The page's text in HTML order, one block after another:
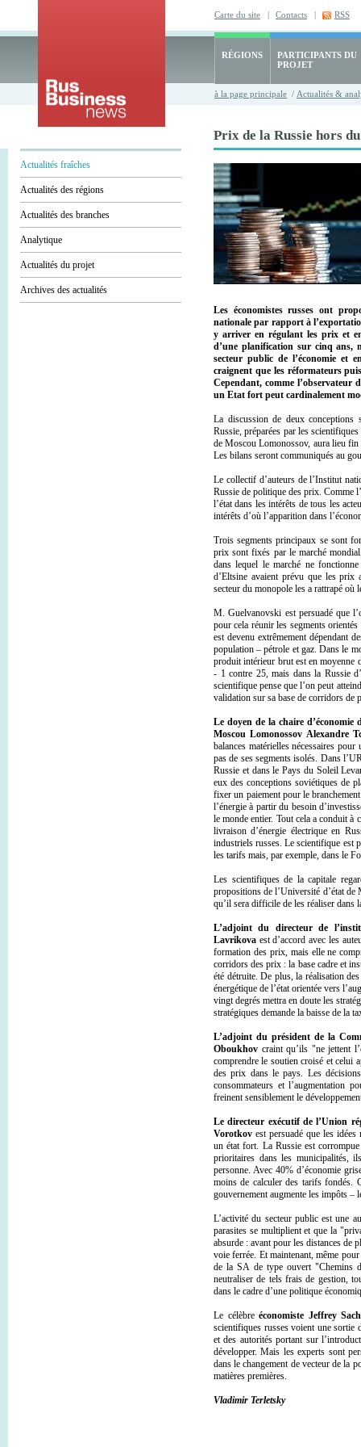
Carte du site | Contacts | RSS
RÉGIONS
PARTICIPANTS DU
PROJET
à la page principale / Actualités &
Actualités fraîches
Actualités des régions
Actualités des branches
Analytique
Actualités du projet
Archives des actualités
Prix de la Russie hors
Les économistes russes ont
nationale par rapport à
y arriver en régulant les prix et
d’une planification sur cinq ans,
secteur public de l’économie et
craignent que les réformateurs
Cependant, comme l’observateur
un Etat fort peut cardinalement
La discussion de deux conceptions
Russie, préparées par les
de Moscou Lomonossov, aura lieu
Les bilans seront communiqués au
Le collectif d’auteurs de l’Institut
Russie de politique des prix. Comme
l’état dans les intérêts de tous les
intérêts d’où l’apparition dans
Trois segments principaux se sont
prix sont fixés par le marché
dans lequel le marché ne
d’Eltsine avaient prévu que les
secteur du monopole les a rattrapé
М. Guelvanovski est persuadé que
pour cela réunir les segments
est devenu extrêmement dépendant
population – pétrole et gaz. Dans le
produit intérieur brut est en moyenne
- 1 contre 25, mais dans la Russie
scientifique pense que l’on peut
validation sur sa base de corridors de
Le doyen de la chaire d’économie
Moscou Lomonossov Alexandre
balances matérielles nécessaires
pas de ses segments isolés. Dans
Russie et dans le Pays du Soleil
eux des conceptions soviétiques de
fixer un paiement pour le
l’énergie à partir du besoin
le monde entier. Tout cela a conduit
livraison d’énergie électrique en
industriels russes. Le scientifique est
les tarifs mais, par exemple, dans le
Les scientifiques de la capitale
propositions de l’Université d’état
qu’il sera difficile de les réaliser dans
L’adjoint du directeur de
Lavrikova est d’accord avec les
formation des prix, mais elle ne
corridors des prix : la base cadre et
été détruite. De plus, la réalisation
énergétique de l’état orientée vers
vingt degrés mettra en doute les
stratégiques demande la baisse de la
L’adjoint du président de la
Oboukhov craint qu’ils "ne jettent
comprendre le soutien croisé et celui
des prix dans le pays. Les
consommateurs et l’augmentation
freinent sensiblement le
Le directeur exécutif de l’Union
Vorotkov est persuadé que les
un état fort. La Russie est
prioritaires dans les municipalités,
personne. Avec 40% d’économie
moins de calculer des tarifs fondés.
gouvernement augmente les impôts –
L’activité du secteur public est une
parasites se multiplient et que la
absurde : avant pour les distances de
voie ferrée. Et maintenant, même
de la SA de type ouvert "Chemins
neutraliser de tels frais de gestion,
dans le cadre d’une politique
Le célèbreéconomiste Jeffrey
scientifiques russes voient une sortie
et des autorités portant sur
développer. Mais les experts sont
dans le changement de vecteur de la
matières premières.
Vladimir Terletsky